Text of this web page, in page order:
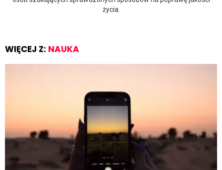
życia.
WIĘCEJ Z: NAUKA